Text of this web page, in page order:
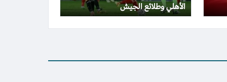
الأهلي وطلائع الجيش